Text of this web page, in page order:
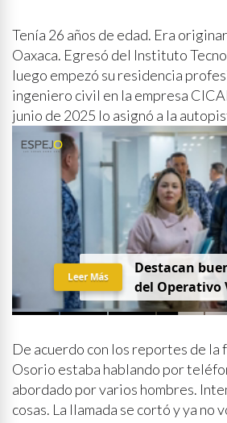
Tenía 26 años de edad. Era
Oaxaca. Egresó del Instituto
luego empezó su residencia
ingeniero civil en la empresa
junio de 2025 lo asignó a la
Destacan
del Operativo
mesa de
Gobernadora
Leer Más
De acuerdo con los reportes de la
Osorio estaba hablando por
abordado por varios hombres.
cosas. La llamada se cortó y ya no